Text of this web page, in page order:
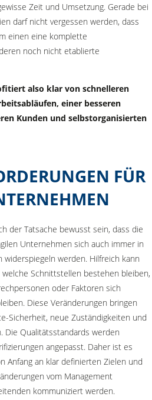
Zeit und Umsetzung. Gerade bei
darf nicht vergessen werden, dass
einen eine komplette
noch nicht etablierte
also klar von schnelleren
einer besseren
Kunden und selbstorganisierten
FÜR
der Tatsache bewusst sein, dass die
Unternehmen sich auch immer in
werden. Hilfreich kann
Schnittstellen bestehen bleiben,
oder Faktoren sich
Diese Veränderungen bringen
Sicherheit, neue Zuständigkeiten und
Die Qualitätsstandards werden
angepasst. Daher ist es
Anfang an klar definierten Zielen und
vom Management
kommuniziert werden.